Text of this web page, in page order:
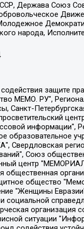
Держава Союз
народа,
11.07.2018), Захаров Андрей Вячеславович, Клепиковская Екатерина Дмитриевна, Общество с ограниченной ответственностью "МЕМО", Перл Роман Александрович, Симонов Евгений Алексеевич, Соловьева Елена Анатольевна, Сотников Даниил Владимирович, Сурначева Елизавета Дмитриевна, Автономная некоммерческая организация по защите прав человека и информированию населения "Якутия – Наше Мнение", Общество с ограниченной ответственностью "Москоу диджитал медиа", с 26.01.2023 Общество с ограниченной ответственностью "Чайка Белые сады", Ветошкина Валерия Валерьевна, Заговора Максим Александрович, Межрегиональное общественное движение "Российская ЛГБТ - сеть", Оленичев Максим Владимирович, Павлов Иван Юрьевич, Скворцова Елена Сергеевна, Общество с ограниченной ответственностью "Как бы инагент", Кочетков Игорь Викторович, Общество с ограниченной ответственностью "Честные выборы", Еланчик Олег Александрович, Общество с ограниченной ответственностью "Нобелевский призыв", Гималова Регина Эмилевна, Григорьев Андрей Валерьевич, Григорьева Алина Александровна, Ассоциация по содействию защите прав призывников, альтернативнослужащих и военнослужащих "Правозащитная группа